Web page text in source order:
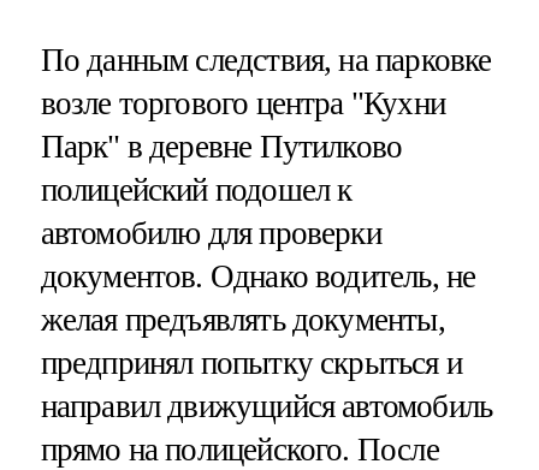
По данным следствия, на парковке
возле торгового центра "Кухни
Парк" в деревне Путилково
полицейский подошел к
автомобилю для проверки
документов. Однако водитель, не
желая предъявлять документы,
предпринял попытку скрыться и
направил движущийся автомобиль
прямо на полицейского. После